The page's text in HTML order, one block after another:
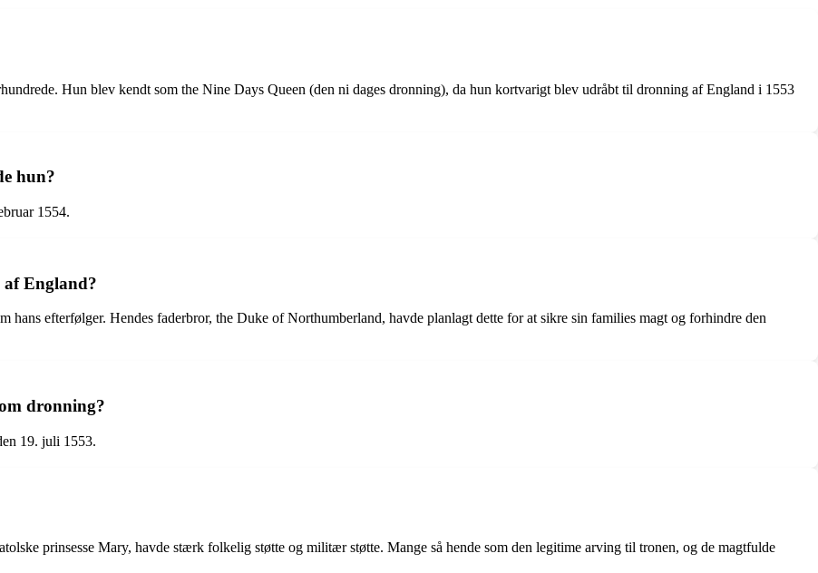
Hun blev kendt som the Nine Days Queen (den ni dages dronning), da hun kortvarigt blev udråbt til dronning af England i 1553
hun?
1554.
England?
efterfølger. Hendes faderbror, the Duke of Northumberland, havde planlagt dette for at sikre sin families magt og forhindre den
dronning?
19. juli 1553.
prinsesse Mary, havde stærk folkelig støtte og militær støtte. Mange så hende som den legitime arving til tronen, og de magtfulde